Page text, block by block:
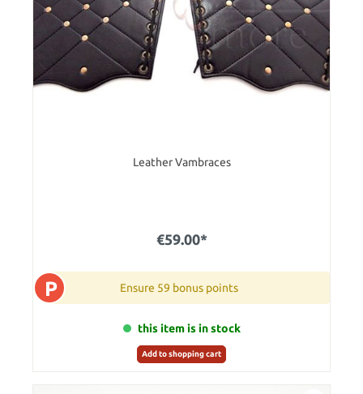
Leather Vambraces
€59.00*
P Ensure 59 bonus points
this item is in stock
Add to shopping cart